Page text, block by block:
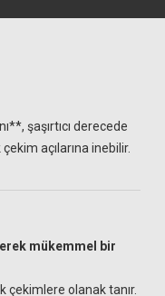
şaşırtıcı derecede
açılarına inebilir.
mükemmel bir
çekimlere olanak tanır.